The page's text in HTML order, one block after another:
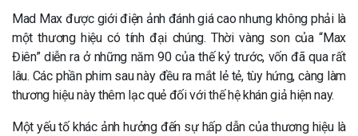
Mad Max được giới điện ảnh đánh giá cao nhưng không phải là
một thương hiệu có tính đại chúng. Thời vàng son của “Max
Điên” diễn ra ở những năm 90 của thế kỷ trước, vốn đã qua rất
lâu. Các phần phim sau này đều ra mắt lẻ tẻ, tùy hứng, càng làm
thương hiệu này thêm lạc quẻ đối với thế hệ khán giả hiện nay.
Một yếu tố khác ảnh hưởng đến sự hấp dẫn của thương hiệu là